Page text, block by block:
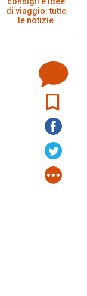
di viaggio: tutte
le notizie